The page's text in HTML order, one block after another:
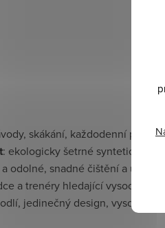
skákání, každodenní použití.
: ekologicky šetrné syntetické
odolné, snadné čištění a
a trenéry hledající vysoce
jedinečný design, vysoká